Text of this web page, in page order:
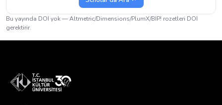
Bu yayında DOI yok — Altmetric/Dimensions/PlumX/BIP! rozetleri DOI
gerektirir.